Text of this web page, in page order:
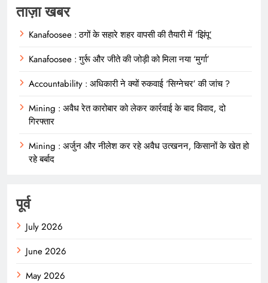
ताज़ा खबर
Kanafoosee : ठगों के सहारे शहर वापसी की तैयारी में ‘झिंपू’
Kanafoosee : गुर्रू और जीते की जोड़ी को मिला नया ‘मुर्गा’
Accountability : अधिकारी ने क्यों रुकवाई ‘सिग्नेचर’ की जांच ?
Mining : अवैध रेत कारोबार को लेकर कार्रवाई के बाद विवाद, दो
गिरफ्तार
Mining : अर्जुन और नीलेश कर रहे अवैध उत्खनन, किसानों के खेत हो
रहे बर्बाद
पूर्व
July 2026
June 2026
May 2026